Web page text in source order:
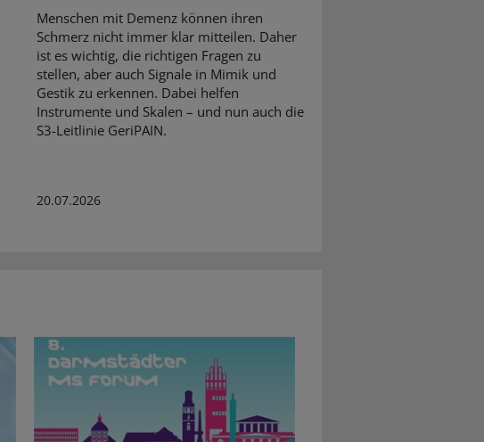
Menschen mit Demenz können ihren
Schmerz nicht immer klar mitteilen. Daher
ist es wichtig, die richtigen Fragen zu
stellen, aber auch Signale in Mimik und
Gestik zu erkennen. Dabei helfen
Instrumente und Skalen – und nun auch die
S3-Leitlinie GeriPAIN.
20.07.2026